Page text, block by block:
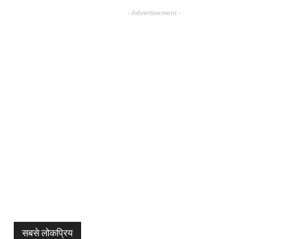
- Advertisement -
सबसे लोकप्रिय